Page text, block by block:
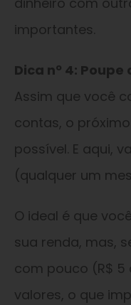
importantes.
Dica nº 4:
Assim que você
contas, o
possível. E aqui,
(qualquer um
O ideal é que
sua renda, mas,
com pouco (R$ 5
valores, o que